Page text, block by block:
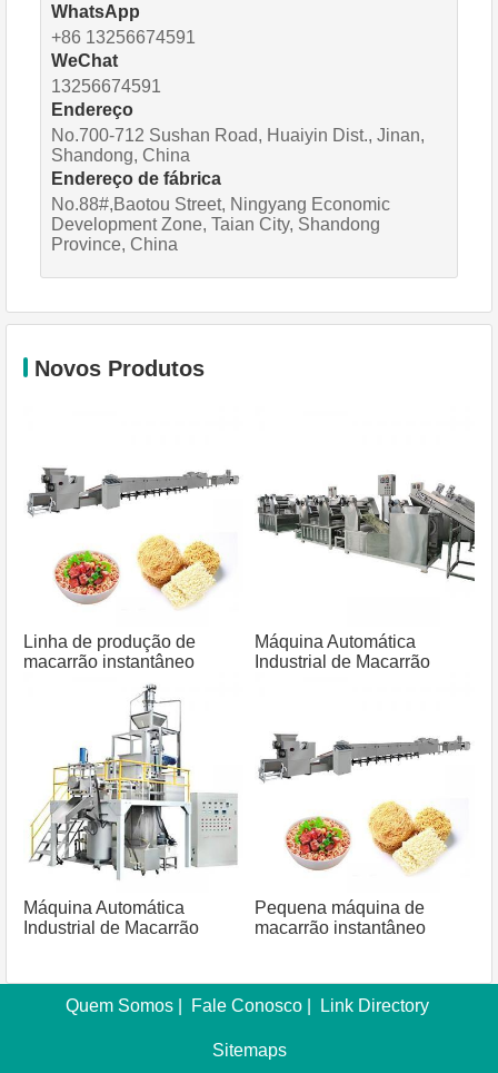
WhatsApp
+86 13256674591
WeChat
13256674591
Endereço
No.700-712 Sushan Road, Huaiyin Dist., Jinan,
Shandong, China
Endereço de fábrica
No.88#,Baotou Street, Ningyang Economic
Development Zone, Taian City, Shandong
Province, China
Novos Produtos
Linha de produção de
macarrão instantâneo
Máquina Automática
Industrial de Macarrão
Máquina Automática
Industrial de Macarrão
Pequena máquina de
macarrão instantâneo
Quem Somos Fale Conosco Link Directory
Sitemaps